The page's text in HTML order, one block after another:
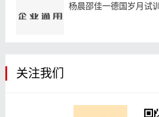
杨晨邵佳一德国岁月试
关注我们